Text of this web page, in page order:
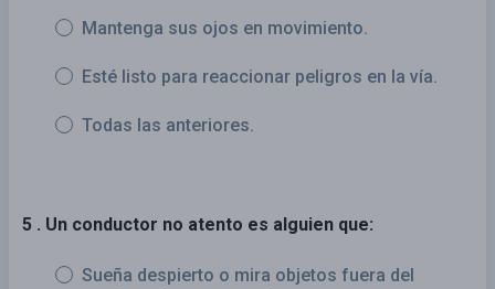
Mantenga sus ojos en movimiento.
Esté listo para reaccionar peligros en la vía.
Todas las anteriores.
5 . Un conductor no atento es alguien que:
Sueña despierto o mira objetos fuera del